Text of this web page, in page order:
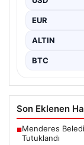
hazırlıklarının…
EUR
ALTIN
BTC
Son Eklenen
■Menderes
Tutuklandı